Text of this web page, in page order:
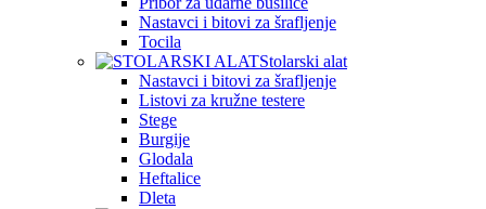
Nastavci i bitovi za šrafljenje
Tocila
Stolarski alat
Nastavci i bitovi za šrafljenje
Listovi za kružne testere
Stege
Burgije
Glodala
Heftalice
Dleta